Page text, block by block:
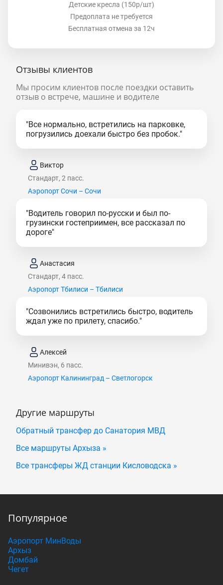
Детские кресла (150р/шт)
Предоплата не требуется
Бесплатная отмена за 12ч
Отзывы клиентов
Мы просим клиентов после поездки оставить
отзыв о встрече, машине и водителе
"Все нормально, встретились на парковке,
погрузились доехали быстро без пробок."
Виктор
Стандарт, 2 пасс.
Аэропорт Сочи – Сочи
"Водитель говорил по-русски и был по-
грузински гостеприимен, все рассказал по
дороге"
Анастасия
Стандарт, 4 пасс.
Аэропорт Тбилиси – Тбилиси
"Созвонились встретились быстро, водитель
ждал уже по прилету, спасибо."
Алексей
Минивэн, 6 пасс.
Аэропорт Калининград – Светлогорск
Другие маршруты
Обратный трансфер до Санатория МВД
Все маршруты Архыза »
Все трансферы ЖД станции Кисловодска »
Популярное
Аэропорт МинВоды
Архыз
Домбай
Чегет